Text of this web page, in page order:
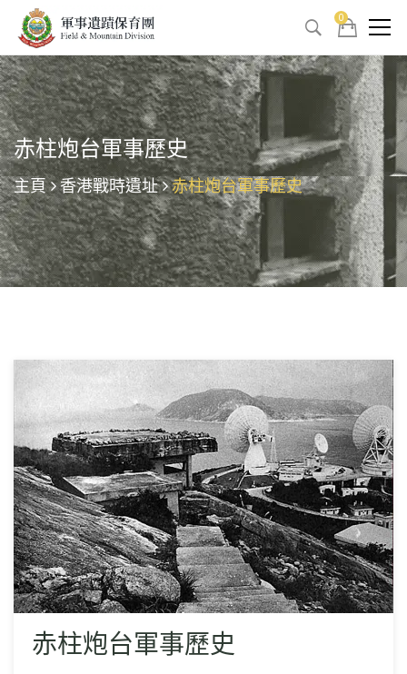
0
赤柱炮台軍事歷史
主頁 香港戰時遺址 赤柱炮台軍事歷史
赤柱炮台軍事歷史